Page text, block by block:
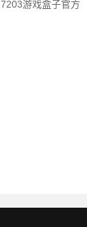
7203游戏盒子官方